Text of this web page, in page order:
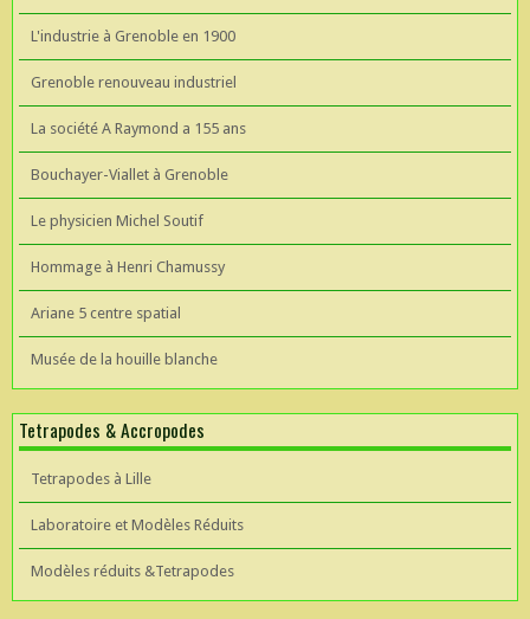
L'industrie à Grenoble en 1900
Grenoble renouveau industriel
La société A Raymond a 155 ans
Bouchayer-Viallet à Grenoble
Le physicien Michel Soutif
Hommage à Henri Chamussy
Ariane 5 centre spatial
Musée de la houille blanche
Tetrapodes & Accropodes
Tetrapodes à Lille
Laboratoire et Modèles Réduits
Modèles réduits &Tetrapodes